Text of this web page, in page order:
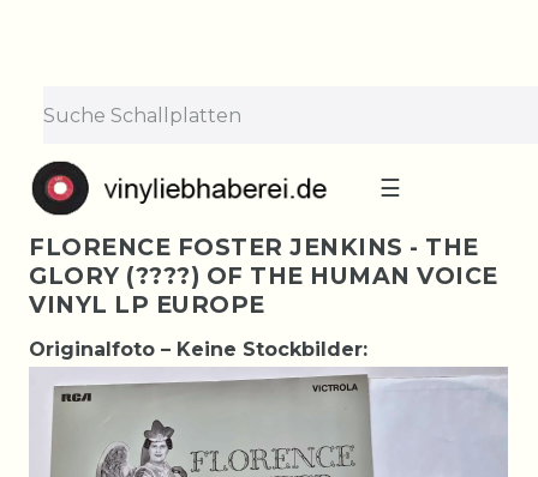
☰
FLORENCE FOSTER JENKINS - THE
GLORY (????) OF THE HUMAN VOICE
VINYL LP EUROPE
Originalfoto – Keine Stockbilder: